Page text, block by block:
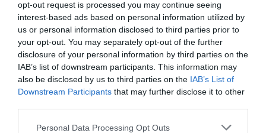
opt-out request is processed you may continue seeing
interest-based ads based on personal information utilized by
us or personal information disclosed to third parties prior to
your opt-out. You may separately opt-out of the further
disclosure of your personal information by third parties on the
IAB’s list of downstream participants. This information may
also be disclosed by us to third parties on the IAB’s List of
Downstream Participants that may further disclose it to other
Personal Data Processing Opt Outs